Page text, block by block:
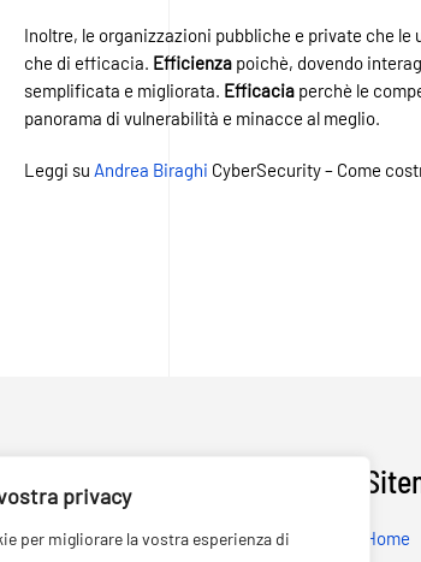
privacy
per migliorare la vostra esperienza di
Inoltre, le organizzazioni pubbliche e private che
che di efficacia. Efficienza poichè, dovendo
semplificata e migliorata. Efficacia perchè le
panorama di vulnerabilità e minacce al meglio.
Leggi su Andrea Biraghi CyberSecurity – Come
Home